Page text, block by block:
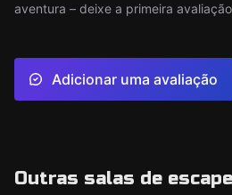
aventura – deixe a primeira
Adicionar uma avaliação
Outras salas de